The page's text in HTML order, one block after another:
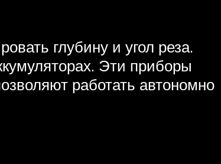
глубину и угол реза.
Эти приборы
работать автономно